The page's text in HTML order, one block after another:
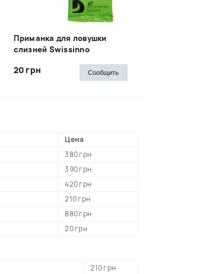
Приманка для ловушки
слизней Swissinno
20 грн Сообщить
Цена
380 грн
390 грн
420 грн
210 грн
880 грн
20 грн
210 грн